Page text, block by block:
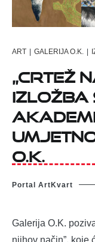
ART GALERIJA O.K.
„Crtež
izložba
O.K.
Portal ArtKvart
Galerija O.K.
njihov način”, koje